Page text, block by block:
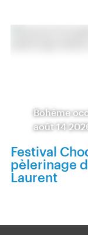
Bohême
août 14
Festival
pèlerinage
Laurent